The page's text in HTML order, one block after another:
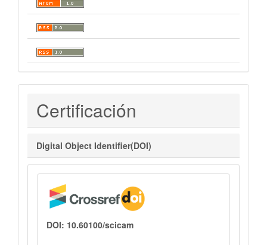
Certificaciones
Certificación
Digital Object Identifier(DOI)
DOI: 10.60100/scicam